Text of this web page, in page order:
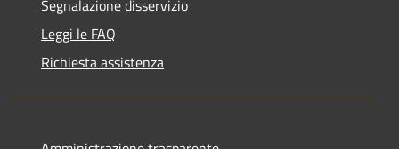
Segnalazione disservizio
Leggi le FAQ
Richiesta assistenza